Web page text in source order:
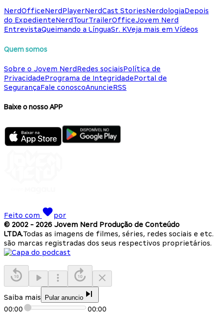
NerdOfficeNerdPlayerNerdCast StoriesNerdologiaDepois
do ExpedienteNerdTourTrailerOfficeJovem Nerd
EntrevistaQueimando a LínguaSr. KVeja mais em Vídeos
Quem somos
Sobre o Jovem NerdRedes sociaisPolítica de
PrivacidadePrograma de IntegridadePortal de
SegurançaFale conoscoAnuncieRSS
Baixe o nosso APP
Feito com
por
© 2002 - 2026 Jovem Nerd Produção de Conteúdo
LTDA.Todas as imagens de filmes, séries, redes sociais e etc.
são marcas registradas dos seus respectivos proprietários.
Saiba mais Pular anuncio
00:00 00:00